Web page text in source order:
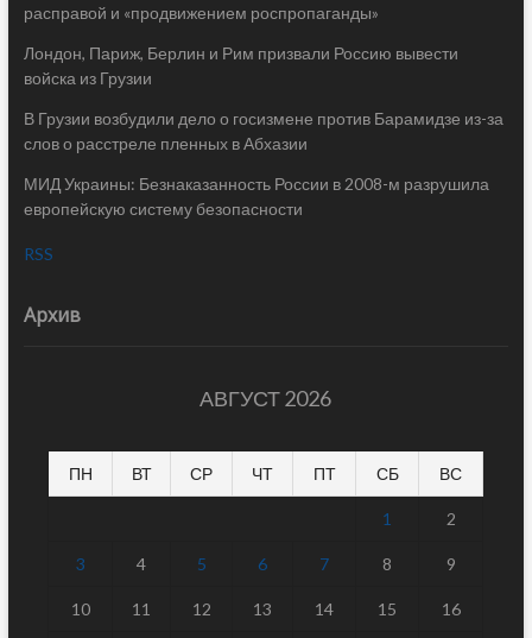
расправой и «продвижением роспропаганды»
Лондон, Париж, Берлин и Рим призвали Россию вывести
войска из Грузии
В Грузии возбудили дело о госизмене против Барамидзе из-за
слов о расстреле пленных в Абхазии
МИД Украины: Безнаказанность России в 2008-м разрушила
европейскую систему безопасности
RSS
Архив
АВГУСТ 2026
ПН ВТ СР ЧТ ПТ СБ ВС
1 2
3 4 5 6 7 8 9
10 11 12 13 14 15 16